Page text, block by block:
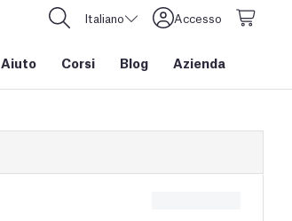
Italiano Accesso
Aiuto Corsi Blog Azienda